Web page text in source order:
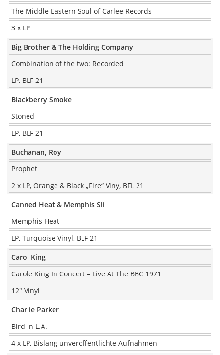
The Middle Eastern Soul of Carlee Records
3 x LP
Big Brother & The Holding Company
Combination of the two: Recorded
LP, BLF 21
Blackberry Smoke
Stoned
LP, BLF 21
Buchanan, Roy
Prophet
2 x LP, Orange & Black „Fire“ Viny, BFL 21
Canned Heat & Memphis Sli
Memphis Heat
LP, Turquoise Vinyl, BLF 21
Carol King
Carole King In Concert – Live At The BBC 1971
12″ Vinyl
Charlie Parker
Bird in L.A.
4 x LP, Bislang unveröffentlichte Aufnahmen